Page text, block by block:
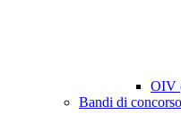
OIV
Bandi di concorso